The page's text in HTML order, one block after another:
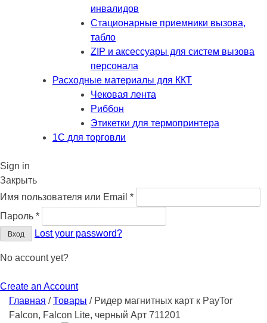
инвалидов
Стационарные приемники вызова,
табло
ZIP и аксессуары для систем вызова
персонала
Расходные материалы для ККТ
Чековая лента
Риббон
Этикетки для термопринтера
1С для торговли
Sign in
Закрыть
Имя пользователя или Email *Обязательно
Пароль *Обязательно
Вход Lost your password?
No account yet?
Create an Account
Главная /Товары / Ридер магнитных карт к PayTor
Falcon, Falcon Lite, черный Арт 711201